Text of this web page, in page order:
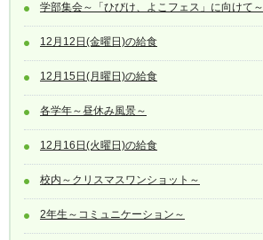
学部集会～「ひびけ、よこフェス」に向けて～
12月12日(金曜日)の給食
12月15日(月曜日)の給食
各学年～昼休み風景～
12月16日(火曜日)の給食
校内～クリスマスワンショット～
2年生～コミュニケーション～